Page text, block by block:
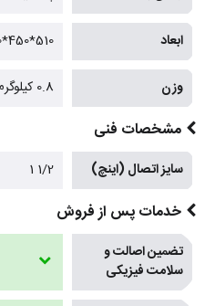
ابعاد 510*450*90 میلیمتر
وزن 0.8 کیلوگرم
مشخصات فنی
سایز اتصال (اینچ) 1/2 1
خدمات پس از فروش
تضمین اصالت و
سلامت فیزیکی